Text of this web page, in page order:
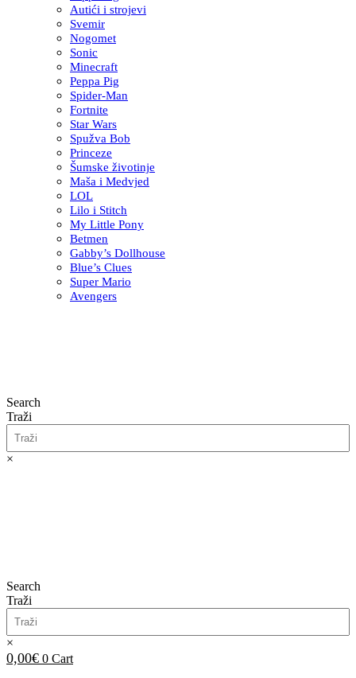
Autići i strojevi
Svemir
Nogomet
Sonic
Minecraft
Peppa Pig
Spider-Man
Fortnite
Star Wars
Spužva Bob
Princeze
Šumske životinje
Maša i Medvjed
LOL
Lilo i Stitch
My Little Pony
Betmen
Gabby’s Dollhouse
Blue’s Clues
Super Mario
Avengers
Search
Traži
×
Search
Traži
×
0,00€ 0 Cart